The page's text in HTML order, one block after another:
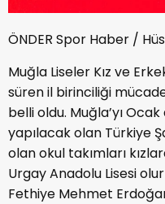
ÖNDER Spor Haber /
Muğla Liseler Kız ve
süren il birinciliği
belli oldu. Muğla’yı
yapılacak olan Türkiye
olan okul takımları
Urgay Anadolu Lisesi
Fethiye Mehmet